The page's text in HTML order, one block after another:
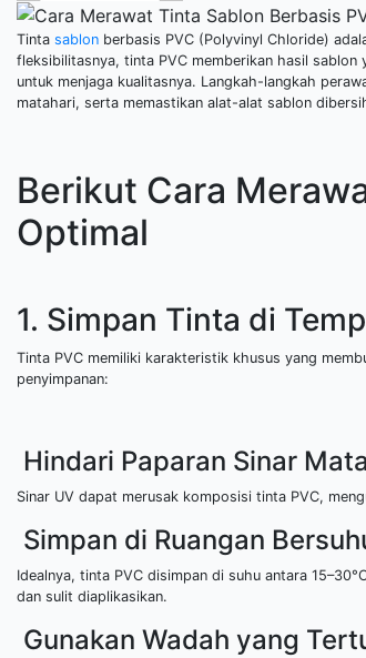
Tinta sablon berbasis PVC (Polyvinyl Chloride)
fleksibilitasnya, tinta PVC memberikan hasil sablon
untuk menjaga kualitasnya. Langkah-langkah
matahari, serta memastikan alat-alat sablon
Berikut Cara
Optimal
1. Simpan Tinta di
Tinta PVC memiliki karakteristik khusus yang
penyimpanan:
Hindari Paparan Sinar
Sinar UV dapat merusak komposisi tinta PVC,
Simpan di Ruangan
Idealnya, tinta PVC disimpan di suhu antara
dan sulit diaplikasikan.
Gunakan Wadah yang